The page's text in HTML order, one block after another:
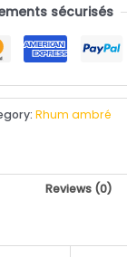
sécurisés
Rhum ambré
Reviews (0)